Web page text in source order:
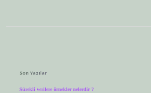
Son Yazılar
Sürekli verilere örnekler nelerdir ?